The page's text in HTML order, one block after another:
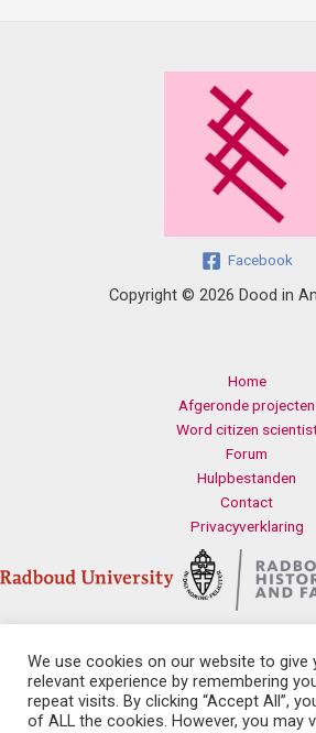
Facebook
Copyright © 2026 Dood in
Home
Afgeronde projecten
Word citizen
Forum
Hulpbestanden
Contact
Privacyverklaring
Contact
Radboud Universiteit
Erasmusplein 1
We use cookies on our website to give
relevant experience by remembering
repeat visits. By clicking “Accept All”,
of ALL the cookies. However, you may